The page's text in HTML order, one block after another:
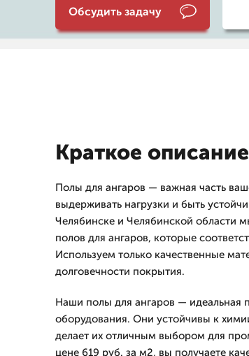
Обсудить задачу
Краткое
Полы для ангаров — важная часть
выдерживать нагрузки и быть
Челябинске и Челябинской области
полов для ангаров, которые
Используем только качественные
долговечности покрытия.
Наши полы для ангаров — идеальная
оборудования. Они устойчивы к
делает их отличным выбором для
цене 619 руб. за м2, вы получаете